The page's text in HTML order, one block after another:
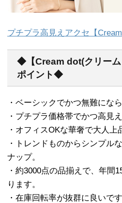
プチプラ高見えアクセ【Cream
◆【Cream dot(クリーム
ポイント◆
・ベーシックでかつ無難にな
・プチプラ価格帯でかつ高見
・オフィスOKな華奢で大人上
・トレンドものからシンプル
ナップ。
・約3000点の品揃えで、年間
ります。
・在庫回転率が抜群に良いで